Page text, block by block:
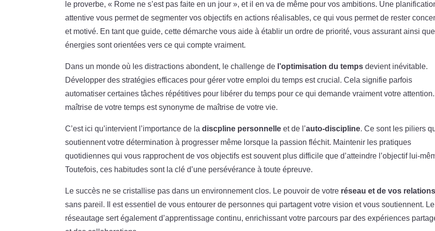
le proverbe, « Rome ne s’est pas faite en un jour », et il en va de même pour vos ambitions. Une
attentive vous permet de segmenter vos objectifs en actions réalisables, ce qui vous permet de rester
et motivé. En tant que guide, cette démarche vous aide à établir un ordre de priorité, vous assurant ainsi
énergies sont orientées vers ce qui compte vraiment.
Dans un monde où les distractions abondent, le challenge de l’optimisation du temps devient inévitable.
Développer des stratégies efficaces pour gérer votre emploi du temps est crucial. Cela signifie parfois
automatiser certaines tâches répétitives pour libérer du temps pour ce qui demande vraiment votre
maîtrise de votre temps est synonyme de maîtrise de votre vie.
C’est ici qu’intervient l’importance de ladiscpline personnelle et de l’auto-discipline. Ce sont les piliers
soutiennent votre détermination à progresser même lorsque la passion fléchit. Maintenir les pratiques
quotidiennes qui vous rapprochent de vos objectifs est souvent plus difficile que d’atteindre l’objectif lui-
Toutefois, ces habitudes sont la clé d’une persévérance à toute épreuve.
Le succès ne se cristallise pas dans un environnement clos. Le pouvoir de votre réseau et de vos relations
sans pareil. Il est essentiel de vous entourer de personnes qui partagent votre vision et vous soutiennent. Le
réseautage sert également d’apprentissage continu, enrichissant votre parcours par des expériences